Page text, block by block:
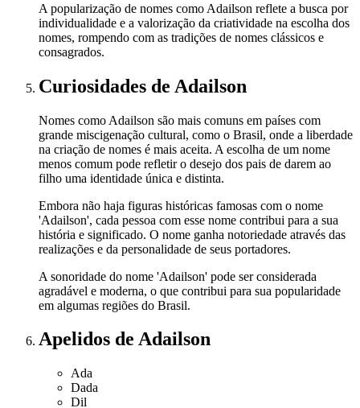
A popularização de nomes como Adailson reflete a busca por
individualidade e a valorização da criatividade na escolha dos
nomes, rompendo com as tradições de nomes clássicos e
consagrados.
Curiosidades de Adailson
Nomes como Adailson são mais comuns em países com
grande miscigenação cultural, como o Brasil, onde a liberdade
na criação de nomes é mais aceita. A escolha de um nome
menos comum pode refletir o desejo dos pais de darem ao
filho uma identidade única e distinta.
Embora não haja figuras históricas famosas com o nome
'Adailson', cada pessoa com esse nome contribui para a sua
história e significado. O nome ganha notoriedade através das
realizações e da personalidade de seus portadores.
A sonoridade do nome 'Adailson' pode ser considerada
agradável e moderna, o que contribui para sua popularidade
em algumas regiões do Brasil.
Apelidos de Adailson
Ada
Dada
Dil